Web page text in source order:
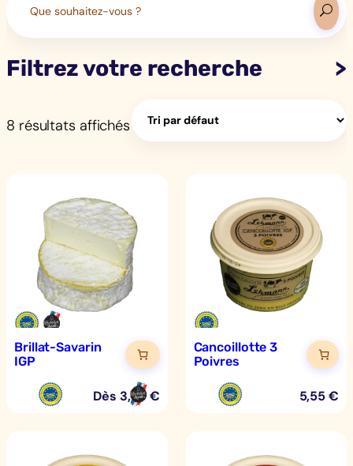
for:
Filtrez votre recherche
8 résultats affichés
Brillat-Savarin
IGP
Dès 3,99€
Cancoillotte 3
Poivres
5,55€